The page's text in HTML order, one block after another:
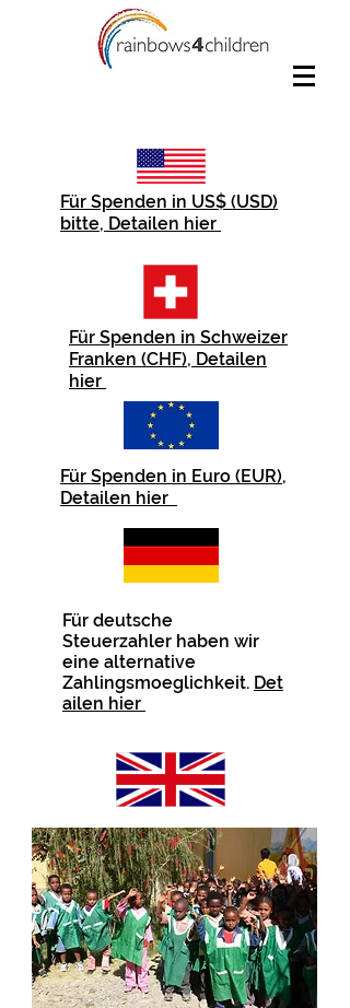
Für Spenden in US$ (USD)
bitte, Detailen hier
Für Spenden in Schweizer
Franken (CHF), Detailen
hier
Für Spenden in Euro (EUR),
Detailen hier
Für deutsche
Steuerzahler haben wir
eine alternative
Zahlingsmoeglichkeit. Det
ailen hier